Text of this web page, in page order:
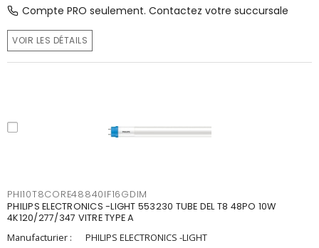
Compte PRO seulement. Contactez votre succursale
VOIR LES DÉTAILS
PHI10T8CORE48840IF16GDIM
PHILIPS ELECTRONICS -LIGHT 553230 TUBE DEL T8 48PO 10W
4K120/277/347 VITRE TYPE A
Manufacturier :
PHILIPS ELECTRONICS -LIGHT